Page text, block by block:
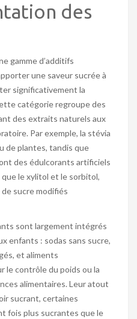
des
gamme d’additifs
une saveur sucrée à
significativement la
catégorie regroupe des
des extraits naturels aux
Par exemple, la stévia
de plantes, tandis que
des édulcorants artificiels
le xylitol et le sorbitol,
sucre modifiés
sont largement intégrés
enfants : sodas sans sucre,
et aliments
le contrôle du poids ou la
alimentaires. Leur atout
sucrant, certaines
fois plus sucrantes que le